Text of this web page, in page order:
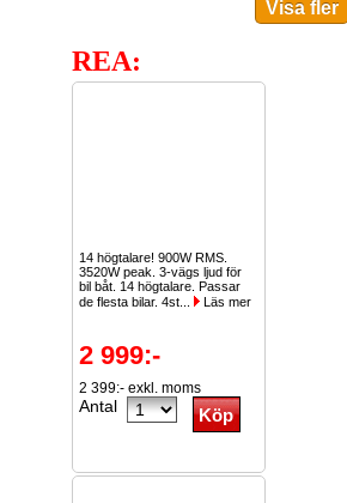
REA:
14 högtalare! 900W RMS.
3520W peak. 3-vägs ljud för
bil båt. 14 högtalare. Passar
de flesta bilar. 4st...
Läs mer
2 999:-
2 399:- exkl. moms
Antal